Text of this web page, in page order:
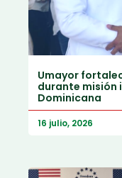
Umayor
durante misión
Dominicana
16 julio, 2026